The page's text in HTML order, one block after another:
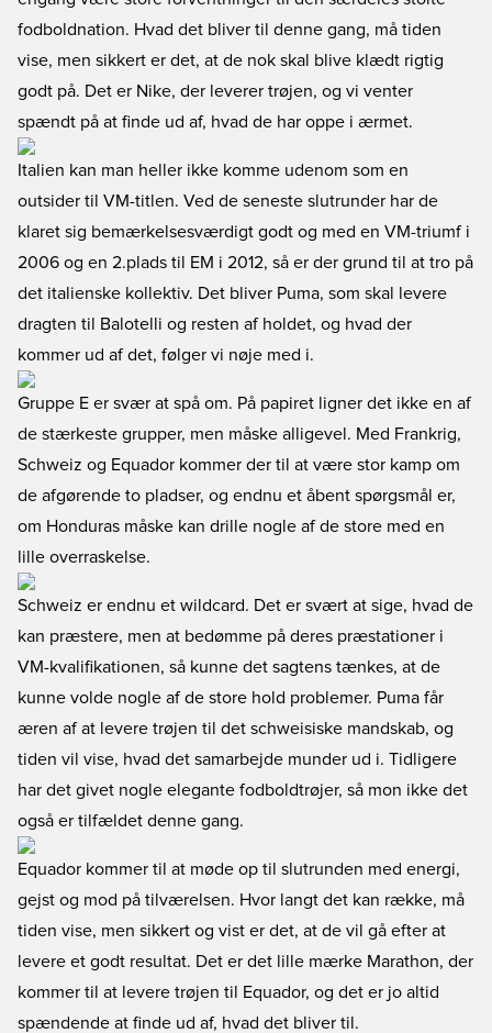
fodboldnation. Hvad det bliver til denne gang, må tiden
vise, men sikkert er det, at de nok skal blive klædt rigtig
godt på. Det er Nike, der leverer trøjen, og vi venter
spændt på at finde ud af, hvad de har oppe i ærmet.
Italien kan man heller ikke komme udenom som en
outsider til VM-titlen. Ved de seneste slutrunder har de
klaret sig bemærkelsesværdigt godt og med en VM-triumf i
2006 og en 2.plads til EM i 2012, så er der grund til at tro på
det italienske kollektiv. Det bliver Puma, som skal levere
dragten til Balotelli og resten af holdet, og hvad der
kommer ud af det, følger vi nøje med i.
Gruppe E er svær at spå om. På papiret ligner det ikke en af
de stærkeste grupper, men måske alligevel. Med Frankrig,
Schweiz og Equador kommer der til at være stor kamp om
de afgørende to pladser, og endnu et åbent spørgsmål er,
om Honduras måske kan drille nogle af de store med en
lille overraskelse.
Schweiz er endnu et wildcard. Det er svært at sige, hvad de
kan præstere, men at bedømme på deres præstationer i
VM-kvalifikationen, så kunne det sagtens tænkes, at de
kunne volde nogle af de store hold problemer. Puma får
æren af at levere trøjen til det schweisiske mandskab, og
tiden vil vise, hvad det samarbejde munder ud i. Tidligere
har det givet nogle elegante fodboldtrøjer, så mon ikke det
også er tilfældet denne gang.
Equador kommer til at møde op til slutrunden med energi,
gejst og mod på tilværelsen. Hvor langt det kan række, må
tiden vise, men sikkert og vist er det, at de vil gå efter at
levere et godt resultat. Det er det lille mærke Marathon, der
kommer til at levere trøjen til Equador, og det er jo altid
spændende at finde ud af, hvad det bliver til.